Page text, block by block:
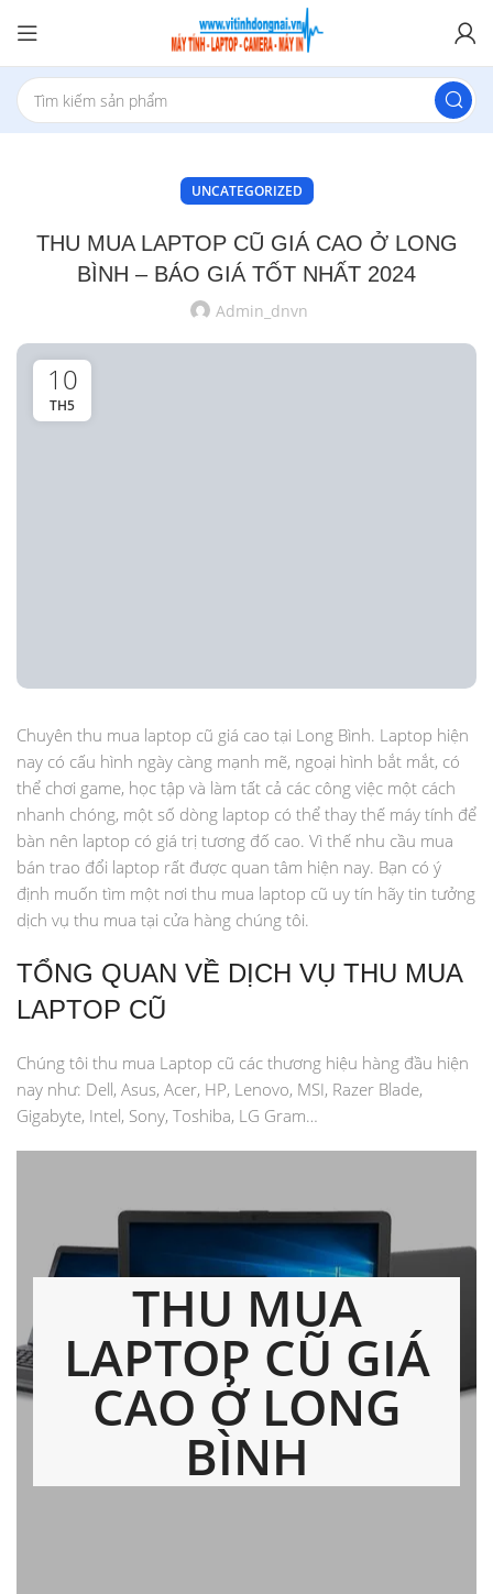
UNCATEGORIZED
THU MUA LAPTOP CŨ GIÁ CAO Ở LONG
BÌNH – BÁO GIÁ TỐT NHẤT 2024
Admin_dnvn
10
TH5
Chuyên thu mua laptop cũ giá cao tại Long Bình. Laptop hiện
nay có cấu hình ngày càng mạnh mẽ, ngoại hình bắt mắt, có
thể chơi game, học tập và làm tất cả các công việc một cách
nhanh chóng, một số dòng laptop có thể thay thế máy tính để
bàn nên laptop có giá trị tương đố cao. Vì thế nhu cầu mua
bán trao đổi laptop rất được quan tâm hiện nay. Bạn có ý
định muốn tìm một nơi thu mua laptop cũ uy tín hãy tin tưởng
dịch vụ thu mua tại cửa hàng chúng tôi.
TỔNG QUAN VỀ DỊCH VỤ THU MUA
LAPTOP CŨ
Chúng tôi thu mua Laptop cũ các thương hiệu hàng đầu hiện
nay như: Dell, Asus, Acer, HP, Lenovo, MSI, Razer Blade,
Gigabyte, Intel, Sony, Toshiba, LG Gram…
THU MUA
LAPTOP CŨ GIÁ
CAO Ở LONG
BÌNH